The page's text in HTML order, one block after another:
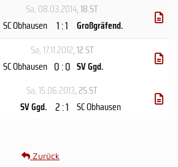
Sa, 08.03.2014, 18.ST
SC Obhausen
1 : 1 Großgräfend.
Sa, 17.11.2012, 12.ST
SC Obhausen 0 : 0 SV Ggd.
Sa, 15.06.2013, 25.ST
SV Ggd. 2 : 1 SC Obhausen
Zurück